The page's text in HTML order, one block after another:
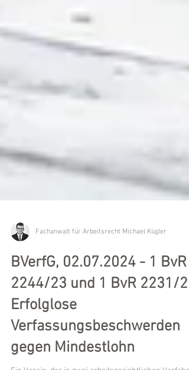
Fachanwalt für Arbeitsrecht Michael Kügler
BVerfG, 02.07.2024 - 1 BvR
2244/23 und 1 BvR 2231/
Erfolglose
Verfassungsbeschwerden